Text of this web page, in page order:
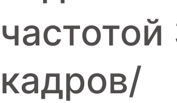
частотой
кадров/